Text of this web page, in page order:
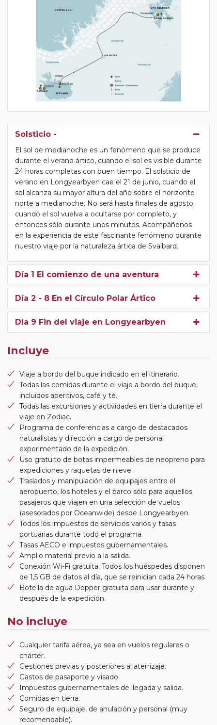
Solsticio -
El sol de medianoche es un fenómeno que se produce
durante el verano ártico, cuando el sol es visible durante
24 horas completas con buen tiempo. El solsticio de
verano en Longyearbyen cae el 21 de junio, cuando el
sol alcanza su mayor altura del año sobre el horizonte
norte a medianoche. No será hasta finales de agosto
cuando el sol vuelva a ocultarse por completo, y
entonces sólo durante unos minutos. Acompáñenos
en la experiencia de este fascinante fenómeno durante
nuestro viaje por la naturaleza ártica de Svalbard.
Día 1 El comienzo de una aventura
Día 2 - 8 En el Círculo Polar Ártico
Día 9 Fin del viaje en Longyearbyen
Incluye
Viaje a bordo del buque indicado en el itinerario.
Todas las comidas durante el viaje a bordo del buque,
incluidos aperitivos, café y té.
Todas las excursiones y actividades en tierra durante el
viaje en Zodiac.
Programa de conferencias a cargo de destacados
naturalistas y dirección a cargo de personal
experimentado de la expedición.
Uso gratuito de botas impermeables de neopreno para
expediciones y raquetas de nieve.
Traslados y manipulación de equipajes entre el
aeropuerto, los hoteles y el barco sólo para aquellos
pasajeros que viajen en una selección de vuelos
(asesorados por Oceanwide) desde Longyearbyen.
Todos los impuestos de servicios varios y tasas
portuarias durante todo el programa.
Tasas AECO e impuestos gubernamentales.
Amplio material previo a la salida.
Conexión Wi-Fi gratuita. Todos los huéspedes disponen
de 1,5 GB de datos al día, que se reinician cada 24 horas.
Botella de agua Dopper gratuita para usar durante y
después de la expedición.
No incluye
Cualquier tarifa aérea, ya sea en vuelos regulares o
chárter.
Gestiones previas y posteriores al aterrizaje.
Gastos de pasaporte y visado.
Impuestos gubernamentales de llegada y salida.
Comidas en tierra.
Seguro de equipaje, de anulación y personal (muy
recomendable).